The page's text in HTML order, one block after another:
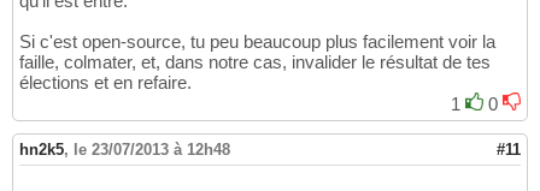
Si c'est open-source, tu peu beaucoup plus facilement voir la
faille, colmater, et, dans notre cas, invalider le résultat de tes
élections et en refaire.
1
0
hn2k5, le 23/07/2013 à 12h48 #11